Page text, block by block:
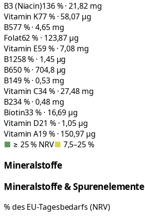
B3 (Niacin)136 % · 21,82 mg
Vitamin K77 % · 58,07 µg
B577 % · 4,65 mg
Folat62 % · 123,87 µg
Vitamin E59 % · 7,08 mg
B1258 % · 1,45 µg
B650 % · 704,8 µg
B149 % · 0,53 mg
Vitamin C34 % · 27,48 mg
B234 % · 0,48 mg
Biotin33 % · 16,69 µg
Vitamin D21 % · 1,05 µg
Vitamin A19 % · 150,97 µg
■ ≥ 25 % NRV■ 7,5–25 %
Mineralstoffe
Mineralstoffe & Spurenelemente
% des EU-Tagesbedarfs (NRV)